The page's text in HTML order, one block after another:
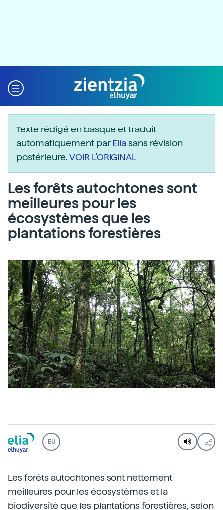
Texte rédigé en basque et traduit
automatiquement parEliasans révision
postérieure.VOIR L'ORIGINAL
Les forêts autochtones sont
meilleures pour les
écosystèmes que les
plantations forestières
EU
Les forêts autochtones sont nettement
meilleures pour les écosystèmes et la
biodiversité que les plantations forestières, selon